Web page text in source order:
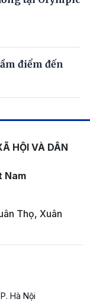
điểm đến
HỘI VÀ DÂN
Nam
Thọ, Xuân
Hà Nội